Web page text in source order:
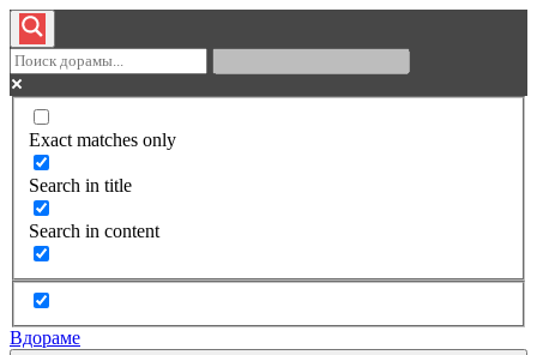
Exact matches only
Search in title
Search in content
Вдораме